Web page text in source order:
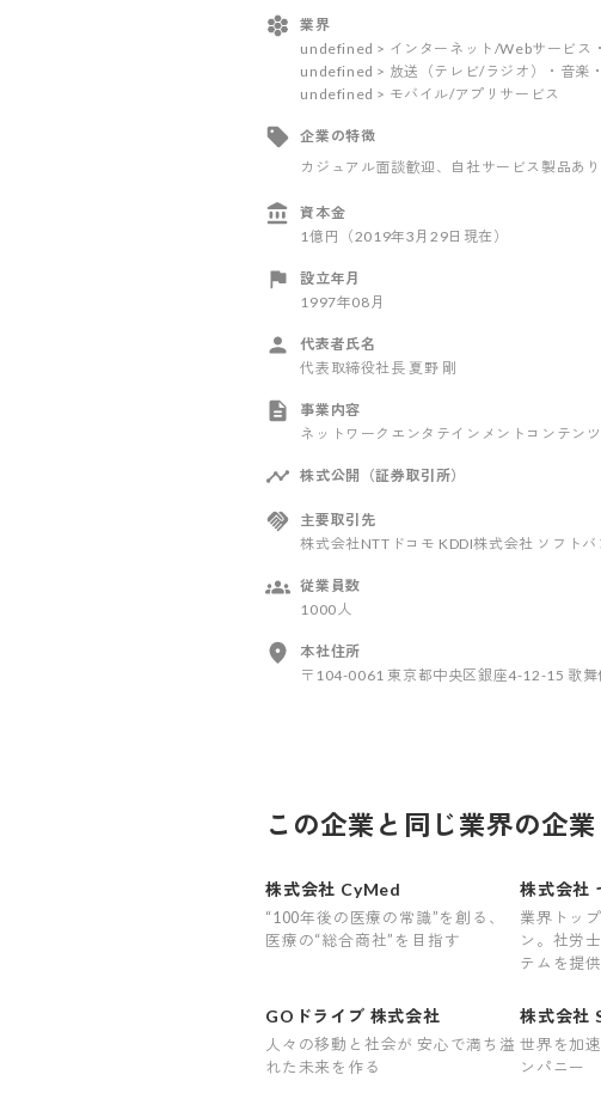
業界
undefined > インターネット/Webサービス
undefined > 放送（テレビ/ラジオ）・音楽
undefined > モバイル/アプリサービス
企業の特徴
カジュアル面談歓迎、自社サービス製品あり
資本金
1億円（2019年3月29日現在）
設立年月
1997年08月
代表者氏名
代表取締役社長 夏野 剛
事業内容
ネットワークエンタテインメントコンテン
株式公開（証券取引所）
主要取引先
株式会社NTTドコモ KDDI株式会社 ソフト
従業員数
1000人
本社住所
〒104-0061 東京都中央区銀座4-12-15 歌舞
この企業と同じ業界の企業
株式会社 CyMed
“100年後の医療の常識”を創る、
医療の“総合商社”を目指す
株式会社
業界トッ
ン。社労
テムを提供
GOドライブ 株式会社
人々の移動と社会が 安心で満ち溢
れた未来を作る
株式会社
世界を加
ンパニー